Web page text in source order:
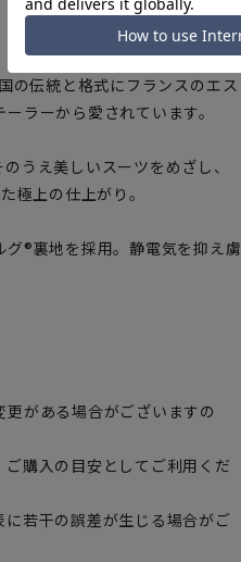
の伝統と格式にフランスのエス
ラーから愛されています。
うえ美しいスーツをめざし、
極上の仕上がり。
®裏地を採用。静電気を抑え虜
がある場合がございますの
購入の目安としてご利用くだ
若干の誤差が生じる場合がご